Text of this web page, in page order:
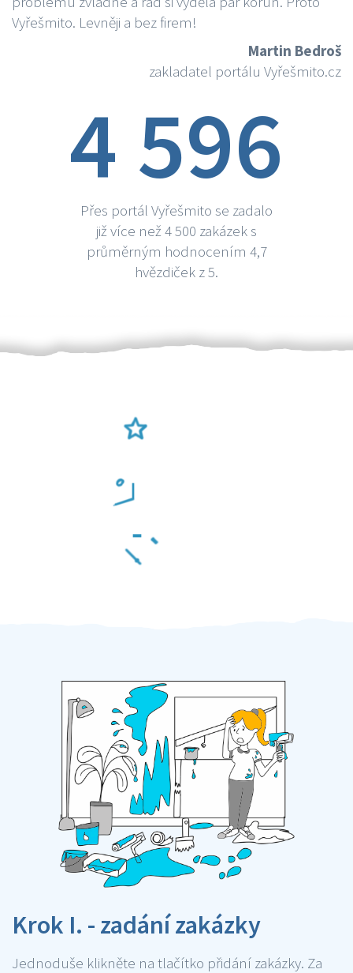
Vyřešmito. Levněji a bez firem!
Martin Bedroš
zakladatel portálu Vyřešmito.cz
4 596
Přes portál Vyřešmito se zadalo
již více než 4 500 zakázek s
průměrným hodnocením 4,7
hvězdiček z 5.
Krok I. - zadání zakázky
Jednoduše klikněte na tlačítko přidání zakázky. Za